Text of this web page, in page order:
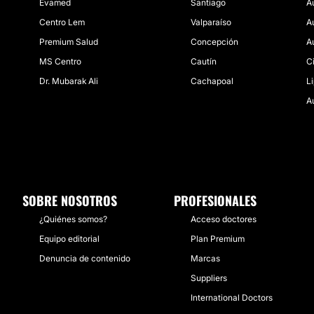
Evamed
Centro Lem
Premium Salud
MS Centro
Dr. Mubarak Ali
Santiago
Valparaíso
Concepción
Cautín
Cachapoal
SOBRE NOSOTROS
¿Quiénes somos?
Equipo editorial
Denuncia de contenido
PROFESIONALES
Acceso doctores
Plan Premium
Marcas
Suppliers
International Doctors